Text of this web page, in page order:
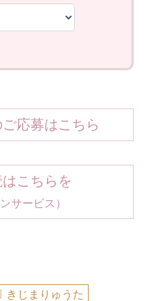
応募はこちら
こちらを
サービス）
きじまりゅうた